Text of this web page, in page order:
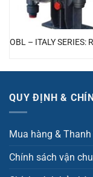
OBL – ITALY SERIES:
QUY ĐỊNH &
Mua hàng &
Chính sách vận